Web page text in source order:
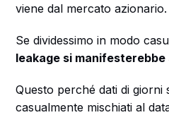
viene dal mercato azionario.
Se dividessimo in modo
leakage si manifesterebbe
Questo perché dati di giorni
casualmente mischiati al